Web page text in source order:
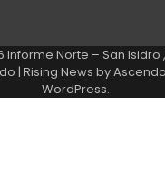
Informe Norte – San Isidro
| Rising News by
WordPress.